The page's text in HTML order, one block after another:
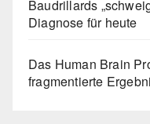
Baudrillards
Diagnose für heute
Das Human Brain
fragmentierte